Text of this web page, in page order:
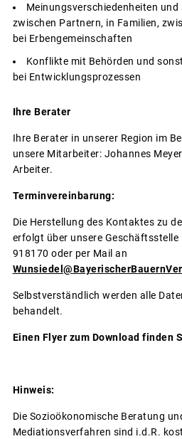
Meinungsverschiedenheiten
zwischen Partnern, in Familien,
bei Erbengemeinschaften
Konflikte mit Behörden und
bei Entwicklungsprozessen
Ihre Berater
Ihre Berater in unserer Region im
unsere Mitarbeiter: Johannes
Arbeiter.
Terminvereinbarung:
Die Herstellung des Kontaktes zu
erfolgt über unsere Geschäftsstelle
918170 oder per Mail an
Wunsiedel
Selbstverständlich werden alle
behandelt.
Einen Flyer zum Download finden
Hinweis:
Die Sozioökonomische Beratung
Mediationsverfahren sind i.d.R.